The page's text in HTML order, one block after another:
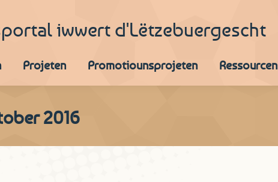
iwwert d'Lëtzebuergescht
Projeten Promotiounsprojeten Ressourcen
2016